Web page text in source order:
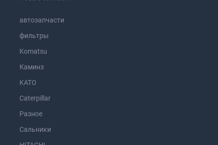
автозапчасти
фильтры
Komatsu
Каминз
KATO
Caterpillar
Разное
Сальники